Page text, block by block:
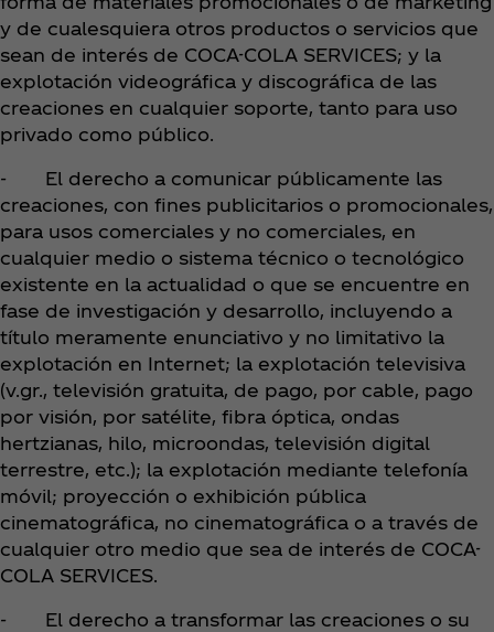
y de cualesquiera otros productos o servicios que
sean de interés de COCA-COLA SERVICES; y la
explotación videográfica y discográfica de las
creaciones en cualquier soporte, tanto para uso
privado como público.
- El derecho a comunicar públicamente las
creaciones, con fines publicitarios o promocionales,
para usos comerciales y no comerciales, en
cualquier medio o sistema técnico o tecnológico
existente en la actualidad o que se encuentre en
fase de investigación y desarrollo, incluyendo a
título meramente enunciativo y no limitativo la
explotación en Internet; la explotación televisiva
(v.gr., televisión gratuita, de pago, por cable, pago
por visión, por satélite, fibra óptica, ondas
hertzianas, hilo, microondas, televisión digital
terrestre, etc.); la explotación mediante telefonía
móvil; proyección o exhibición pública
cinematográfica, no cinematográfica o a través de
cualquier otro medio que sea de interés de COCA-
COLA SERVICES.
- El derecho a transformar las creaciones o su